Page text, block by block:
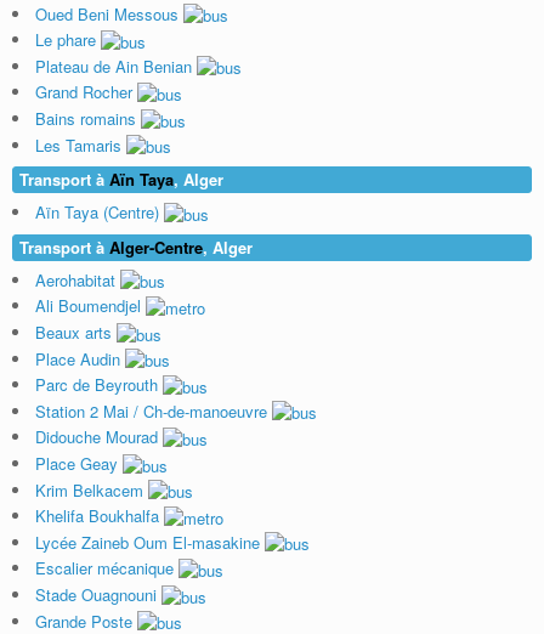
Oued Beni Messous
Le phare
Plateau de Ain Benian
Grand Rocher
Bains romains
Les Tamaris
Transport à Aïn Taya, Alger
Aïn Taya (Centre)
Transport à Alger-Centre, Alger
Aerohabitat
Ali Boumendjel
Beaux arts
Place Audin
Parc de Beyrouth
Station 2 Mai / Ch-de-manoeuvre
Didouche Mourad
Place Geay
Krim Belkacem
Khelifa Boukhalfa
Lycée Zaineb Oum El-masakine
Escalier mécanique
Stade Ouagnouni
Grande Poste